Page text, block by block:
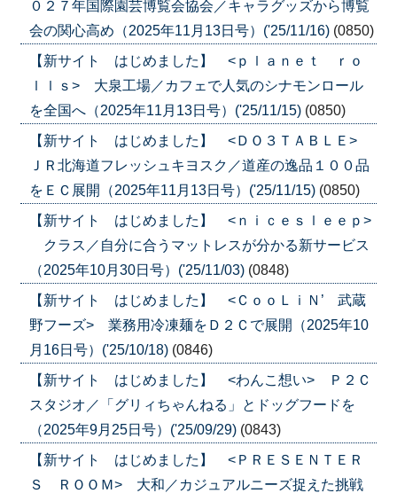
０２７年国際園芸博覧会協会／キャラグッズから博覧
会の関心高め（2025年11月13日号）('25/11/16) (0850)
【新サイト はじめました】 <ｐｌａｎｅｔ ｒｏ
ｌｌｓ> 大泉工場／カフェで人気のシナモンロール
を全国へ（2025年11月13日号）('25/11/15) (0850)
【新サイト はじめました】 <ＤＯ３ＴＡＢＬＥ>
ＪＲ北海道フレッシュキヨスク／道産の逸品１００品
をＥＣ展開（2025年11月13日号）('25/11/15) (0850)
【新サイト はじめました】 <ｎｉｃｅｓｌｅｅｐ>
クラス／自分に合うマットレスが分かる新サービス
（2025年10月30日号）('25/11/03) (0848)
【新サイト はじめました】 <ＣｏｏＬｉＮ’ 武蔵
野フーズ> 業務用冷凍麺をＤ２Ｃで展開（2025年10
月16日号）('25/10/18) (0846)
【新サイト はじめました】 <わんこ想い> Ｐ２Ｃ
スタジオ／「グリィちゃんねる」とドッグフードを
（2025年9月25日号）('25/09/29) (0843)
【新サイト はじめました】 <ＰＲＥＳＥＮＴＥＲ
Ｓ ＲＯＯＭ> 大和／カジュアルニーズ捉えた挑戦